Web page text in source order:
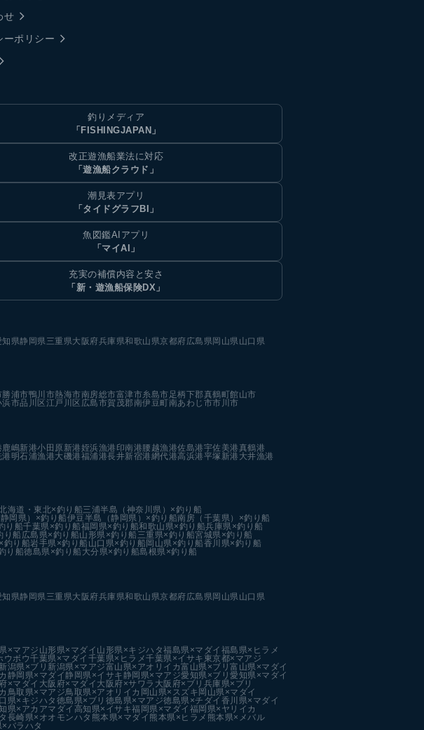
せ
ーポリシー
釣りメディア
「FISHINGJAPAN」
改正遊漁船業法に対応
「遊漁船クラウド」
潮見表アプリ
「タイドグラフBI」
魚図鑑AIアプリ
「マイAI」
充実の補償内容と安さ
「新・遊漁船保険DX」
知県静岡県 三重県大阪府兵庫県和歌山県京都府広島県岡山県 山口県
勝浦市鴨川市熱海市南房総市富津市糸島市 足柄下郡真鶴町館山市
浜市品川区江戸川区 広島市賀茂郡南伊豆町南あわじ市市川市
鹿嶋新港小田原新港姪浜漁港 印南港腰越漁港佐島港宇佐美港真鶴港
港 明石浦漁港大磯港福浦港長井新宿港網代港高浜港平塚新港 大井漁港
海道・東北×釣り船三浦半島（神奈川県）×釣り船
岡県）×釣り船伊豆半島（静岡県）×釣り船南房（千葉県）×釣り船
り船千葉県×釣り船福岡県×釣り船和歌山県×釣り船兵庫県×釣り船
り船 広島県×釣り船山形県×釣り船 三重県×釣り船宮城県×釣り船
釣り船岩手県×釣り船 山口県×釣り船岡山県×釣り船香川県×釣り船
り船徳島県×釣り船 大分県×釣り船島根県×釣り船
知県静岡県 三重県大阪府兵庫県和歌山県京都府広島県岡山県 山口県
×マアジ 山形県×マダイ 山形県×キジハタ福島県×マダイ 福島県×ヒラメ
ウボウ千葉県×マダイ 千葉県×ヒラメ千葉県×イサキ 東京都×マアジ
新潟県×ブリ 新潟県×マアジ富山県×アオリイカ富山県×ブリ 富山県×マダイ
静岡県×マダイ静岡県×イサキ静岡県×マアジ愛知県×ブリ 愛知県×マダイ
×マダイ 大阪府×マダイ 大阪府×サワラ 大阪府×ブリ 兵庫県×ブリ
鳥取県×マアジ鳥取県×アオリイカ 岡山県×スズキ岡山県×マダイ
県×キジハタ 徳島県×ブリ 徳島県×マアジ徳島県×チダイ 香川県×マダイ
県×アカアマダイ 高知県×イサキ福岡県×マダイ 福岡県×ヤリイカ
長崎県×オオモンハタ 熊本県×マダイ 熊本県×ヒラメ 熊本県×メバル
バラハタ